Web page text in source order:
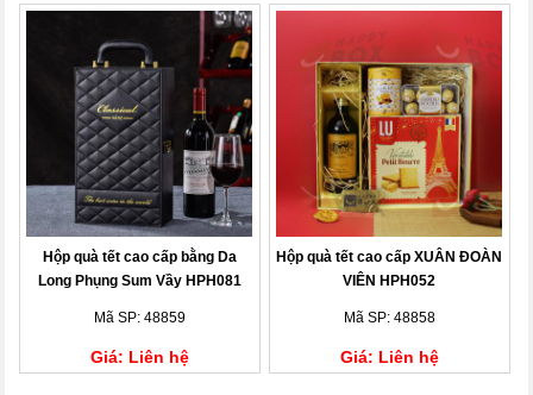
Hộp quà tết cao cấp bằng Da
Long Phụng Sum Vầy HPH081
Mã SP: 48859
Giá: Liên hệ
Hộp quà tết cao cấp XUÂN ĐOÀN
VIÊN HPH052
Mã SP: 48858
Giá: Liên hệ